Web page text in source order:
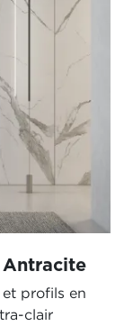
profils en
clair